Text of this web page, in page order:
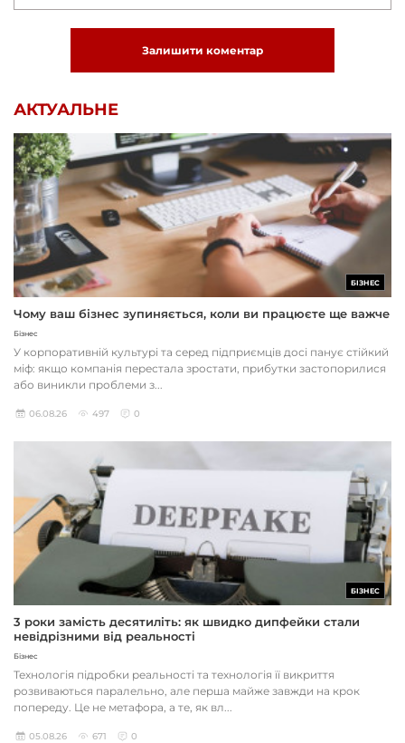
Залишити коментар
АКТУАЛЬНЕ
БІЗНЕС
Чому ваш бізнес зупиняється, коли ви працюєте ще важче
Бізнес
У корпоративній культурі та серед підприємців досі панує стійкий
міф: якщо компанія перестала зростати, прибутки застопорилися
або виникли проблеми з...
06.08.26 497 0
БІЗНЕС
3 роки замість десятиліть: як швидко дипфейки стали
невідрізними від реальності
Бізнес
Технологія підробки реальності та технологія її викриття
розвиваються паралельно, але перша майже завжди на крок
попереду. Це не метафора, а те, як вл...
05.08.26 671 0